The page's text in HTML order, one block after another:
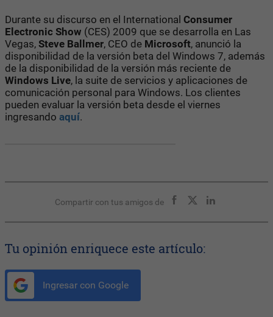
Durante su discurso en el International Consumer
Electronic Show (CES) 2009 que se desarrolla en Las
Vegas, Steve Ballmer, CEO de Microsoft, anunció la
disponibilidad de la versión beta del Windows 7, además
de la disponibilidad de la versión más reciente de
Windows Live, la suite de servicios y aplicaciones de
comunicación personal para Windows. Los clientes
pueden evaluar la versión beta desde el viernes
ingresando aquí.
Compartir con tus amigos de
Tu opinión enriquece este artículo:
Ingresar con Google